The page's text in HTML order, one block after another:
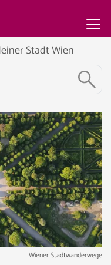
Stadt Wien
Wiener Stadtwanderwege